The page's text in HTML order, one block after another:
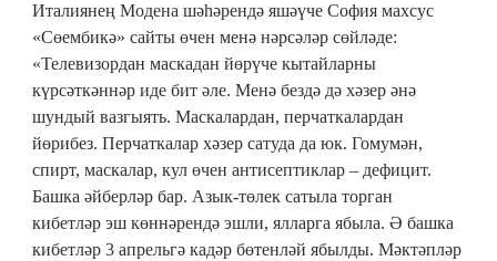
Италиянең Модена шәһәрендә яшәүче София махсус
«Сөембикә» сайты өчен менә нәрсәләр сөйләде:
«Телевизордан маскадан йөрүче кытайларны
күрсәткәннәр иде бит әле. Менә бездә дә хәзер әнә
шундый вазгыять. Маскалардан, перчаткалардан
йөрибез. Перчаткалар хәзер сатуда да юк. Гомумән,
спирт, маскалар, кул өчен антисептиклар – дефицит.
Башка әйберләр бар. Азык-төлек сатыла торган
кибетләр эш көннәрендә эшли, ялларга ябыла. Ә башка
кибетләр 3 апрельгә кадәр бөтенләй ябылды. Мәктәпләр